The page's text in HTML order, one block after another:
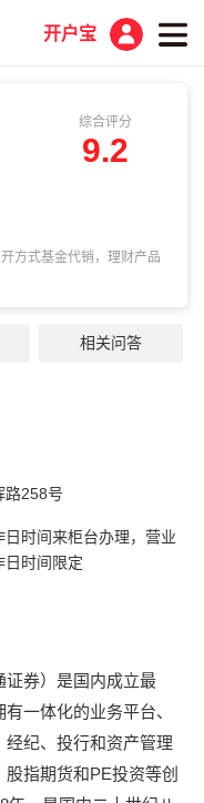
营业部开户宝
综合评分
9.2
相关问答
路258号
时间来柜台办理，营业
日时间限定
证券）是国内成立最
一体化的业务平台、
纪、投行和资产管理
指期货和PE投资等创